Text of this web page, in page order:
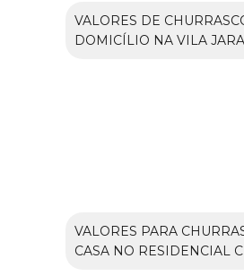
VALORES DE
DOMICÍLIO NA VILA
VALORES PARA
CASA NO RESIDENCIAL